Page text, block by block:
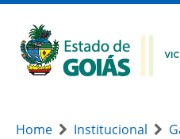
Home Institucional